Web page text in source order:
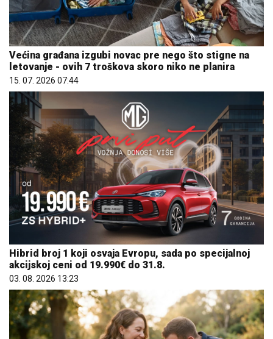
Većina građana izgubi novac pre nego što stigne na
letovanje - ovih 7 troškova skoro niko ne planira
15. 07. 2026 07:44
Hibrid broj 1 koji osvaja Evropu, sada po specijalnoj
akcijskoj ceni od 19.990€ do 31.8.
03. 08. 2026 13:23